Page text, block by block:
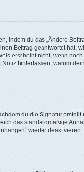
indem du das „Ändere
Beitrag geantwortet hat,
erscheint nicht, wenn
hinterlassen, warum
du die Signatur erstellt
das standardmäßige
wieder deaktivieren.